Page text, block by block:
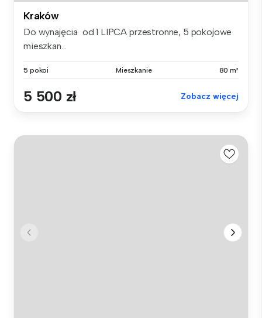
Kraków
Do wynajęcia od 1 LIPCA przestronne, 5 pokojowe
mieszkan...
5 pokoi Mieszkanie 80 m²
5 500 zł Zobacz więcej